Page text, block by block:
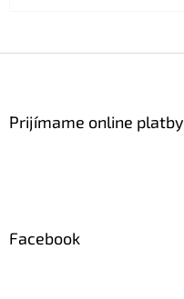
Prijímame online platby
Facebook